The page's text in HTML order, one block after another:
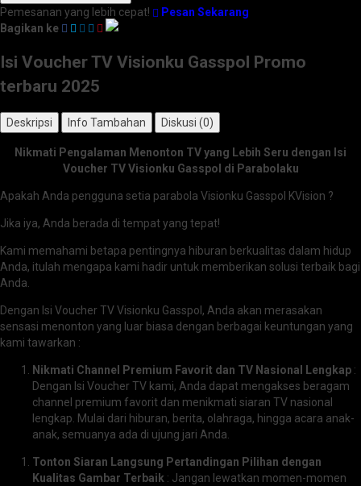
Pemesanan yang lebih cepat!
Pesan Sekarang
Bagikan ke
Isi Voucher TV Visionku Gasspol Promo
terbaru 2025
Deskripsi Info Tambahan Diskusi (0)
Nikmati Pengalaman Menonton TV yang Lebih Seru dengan Isi
Voucher TV Visionku Gasspol di Parabolaku
Apakah Anda pengguna setia parabola Visionku Gasspol KVision ?
Jika iya, Anda berada di tempat yang tepat!
Kami memahami betapa pentingnya hiburan berkualitas dalam hidup
Anda, itulah mengapa kami hadir untuk memberikan solusi terbaik bagi
Anda.
Dengan Isi Voucher TV Visionku Gasspol, Anda akan merasakan
sensasi menonton yang luar biasa dengan berbagai keuntungan yang
kami tawarkan :
Nikmati Channel Premium Favorit dan TV Nasional Lengkap :
Dengan Isi Voucher TV kami, Anda dapat mengakses beragam
channel premium favorit dan menikmati siaran TV nasional
lengkap. Mulai dari hiburan, berita, olahraga, hingga acara anak-
anak, semuanya ada di ujung jari Anda.
Tonton Siaran Langsung Pertandingan Pilihan dengan
Kualitas Gambar Terbaik : Jangan lewatkan momen-momen